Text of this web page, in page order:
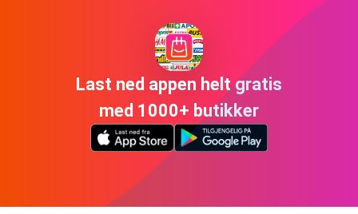
Last ned appen helt gratis
med 1000+ butikker